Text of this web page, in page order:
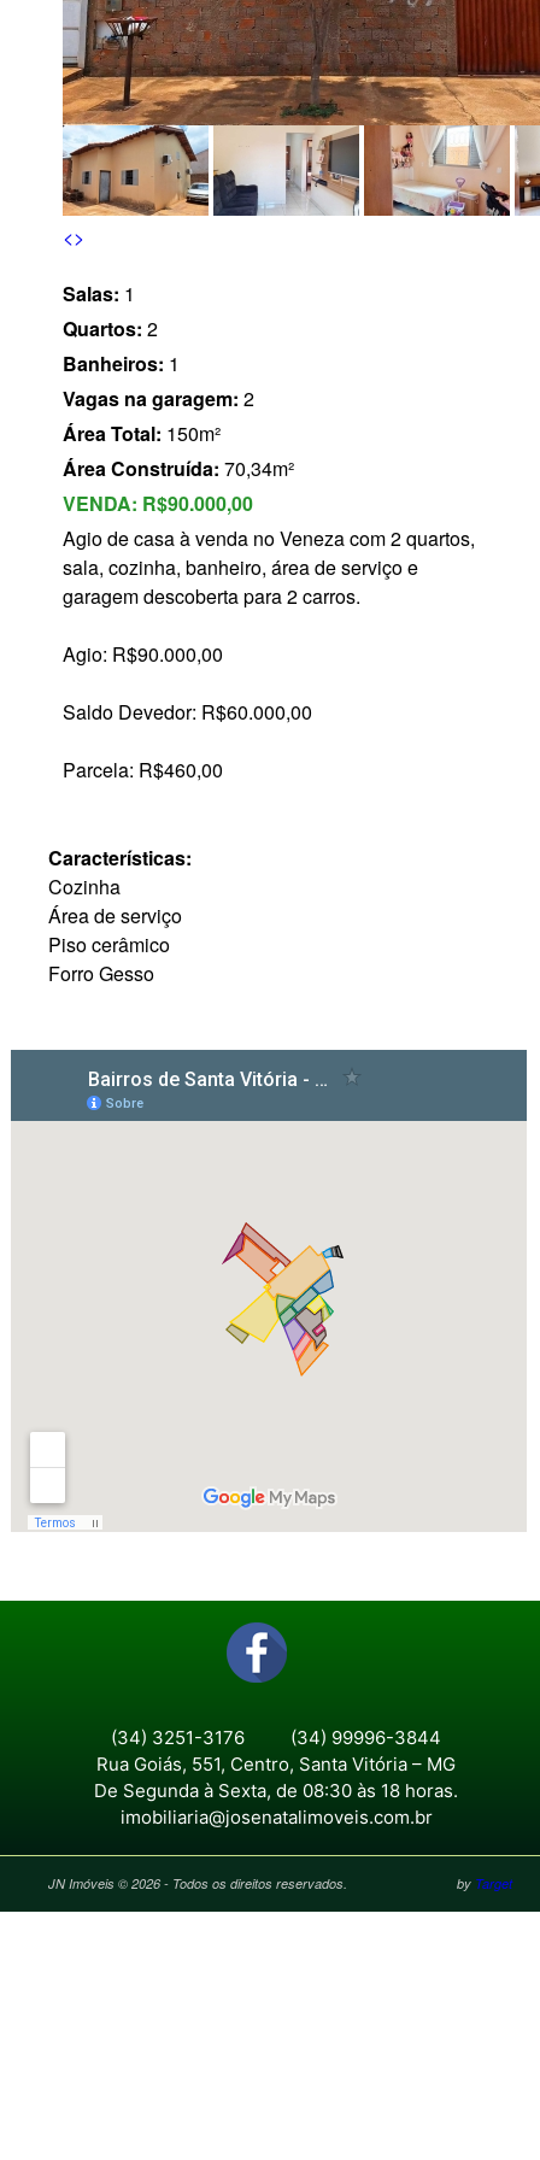
<>
Salas: 1
Quartos: 2
Banheiros: 1
Vagas na garagem: 2
Área Total: 150m²
Área Construída: 70,34m²
VENDA: R$90.000,00
Agio de casa à venda no Veneza com 2 quartos,
sala, cozinha, banheiro, área de serviço e
garagem descoberta para 2 carros.
Agio: R$90.000,00
Saldo Devedor: R$60.000,00
Parcela: R$460,00
Características:
Cozinha
Área de serviço
Piso cerâmico
Forro Gesso
(34) 3251-3176
(34) 99996-3844
Rua Goiás, 551, Centro, Santa Vitória – MG
De Segunda à Sexta, de 08:30 às 18 horas.
imobiliaria@josenatalimoveis.com.br
JN Imóveis © 2026 - Todos os direitos reservados. by Target